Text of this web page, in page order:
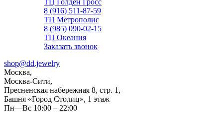
ТЦ Голден Гросс
8 (916) 511-87-59
ТЦ Метрополис
8 (985) 090-02-15
ТЦ Океания
Заказать звонок
shop@dd.jewelry
Москва,
Москва-Сити,
Пресненская набережная 8, стр. 1,
Башня «Город Столиц», 1 этаж
Пн—Вс 10:00 – 22:00